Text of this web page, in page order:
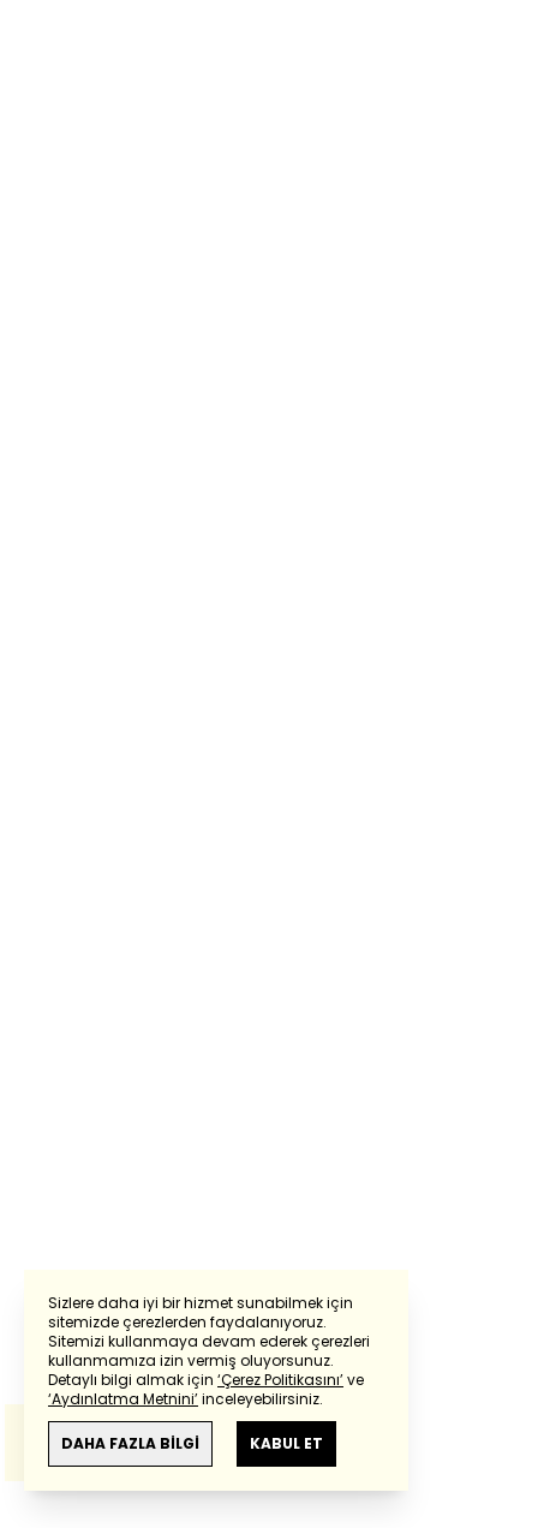
Sizlere daha iyi bir hizmet sunabilmek için
sitemizde çerezlerden faydalanıyoruz.
Sitemizi kullanmaya devam ederek çerezleri
kullanmamıza izin vermiş oluyorsunuz.
Detaylı bilgi almak için ‘Çerez Politikasını’ve
‘Aydınlatma Metnini’inceleyebilirsiniz.
DAHA FAZLA BİLGİ KABUL ET
Powered by Translate
Bu çevirideGoogle Transletekullanılmıştır.
Anlam ve çeviri hatalarından
haberturk.com
sorumlu değildir.